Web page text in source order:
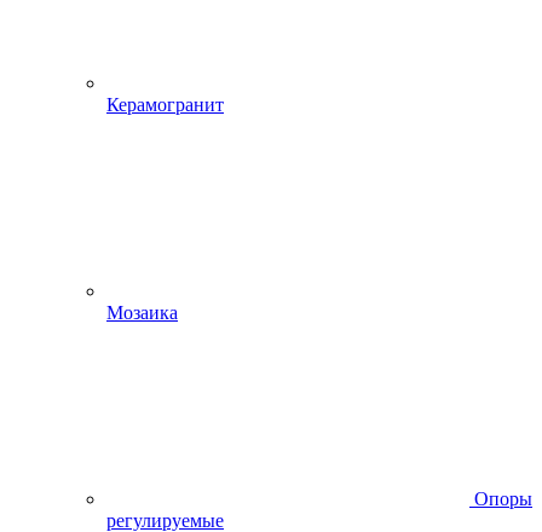
Керамогранит
Мозаика
Опоры
регулируемые